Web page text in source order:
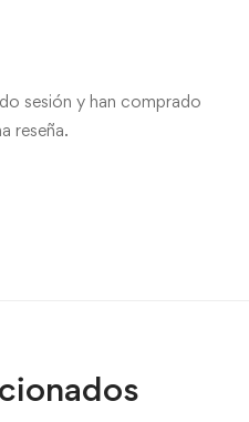
sesión y han comprado
reseña.